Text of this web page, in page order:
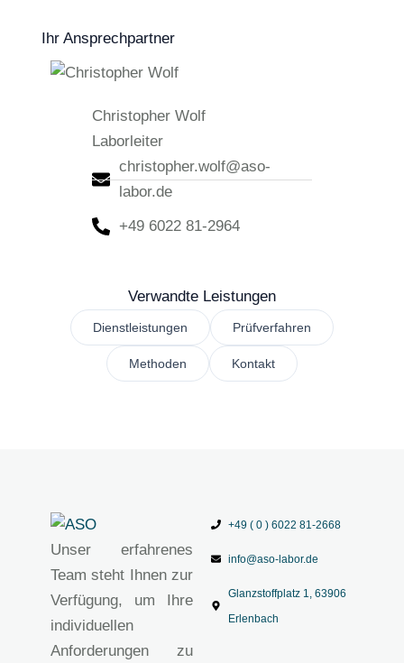
Ihr Ansprechpartner
Christopher Wolf
Laborleiter
christopher.wolf@aso-
labor.de
+49 6022 81-2964
Verwandte Leistungen
Dienstleistungen Prüfverfahren
Methoden Kontakt
Unser erfahrenes
Team steht Ihnen zur
Verfügung, um Ihre
individuellen
Anforderungen zu
+49 ( 0 ) 6022 81-2668
info@aso-labor.de
Glanzstoffplatz 1, 63906
Erlenbach